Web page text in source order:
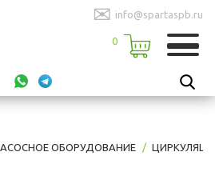
✉ info@spartaspb.ru
0
ОБОРУДОВАНИЕ